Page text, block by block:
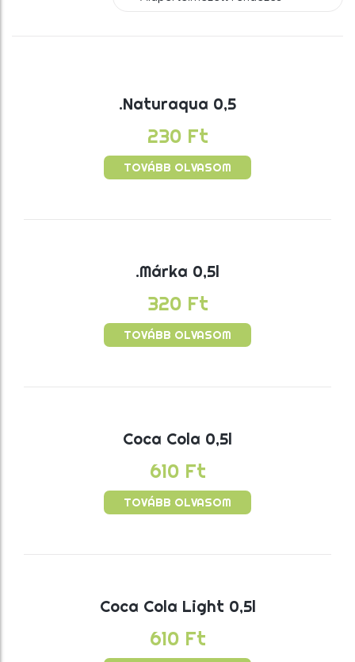
.Naturaqua 0,5
230 Ft
TOVÁBB OLVASOM
.Márka 0,5l
320 Ft
TOVÁBB OLVASOM
Coca Cola 0,5l
610 Ft
TOVÁBB OLVASOM
Coca Cola Light 0,5l
610 Ft